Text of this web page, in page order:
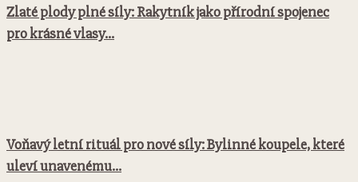
Zlaté plody plné síly: Rakytník jako přírodní spojenec
pro krásné vlasy...
Voňavý letní rituál pro nové síly: Bylinné koupele, které
uleví unavenému...